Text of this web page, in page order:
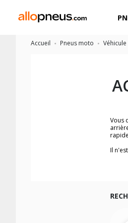
Accueil Pneus moto Véhicule
Vous
Il